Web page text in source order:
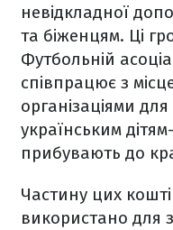
невідкладної
та біженцям. Ці
Футбольній
співпрацює з
організаціями
українським
прибувають до
Частину цих
використано для